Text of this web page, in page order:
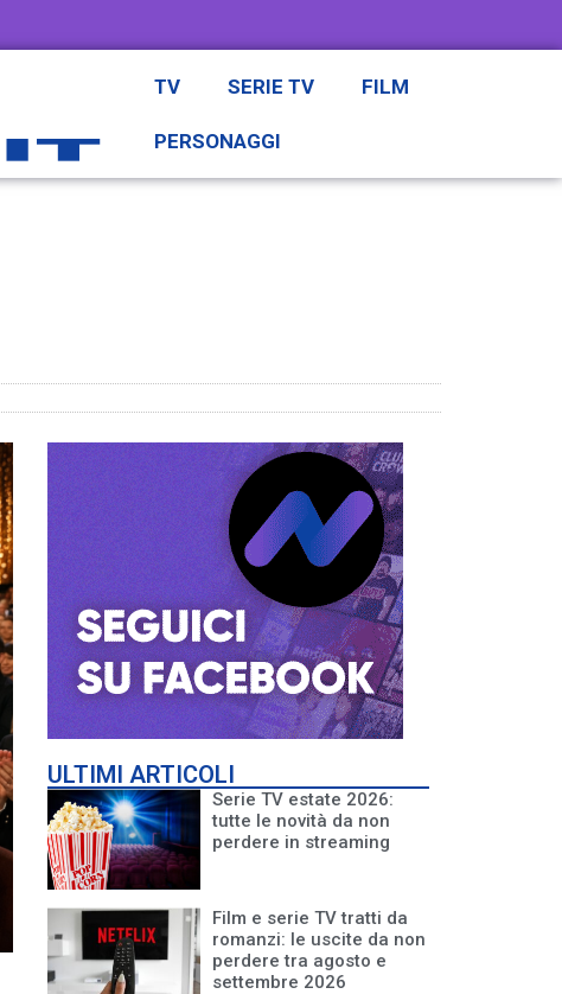
TV SERIE TV FILM
PERSONAGGI
ULTIMI ARTICOLI
Serie TV estate 2026:
tutte le novità da non
perdere in streaming
Film e serie TV tratti da
romanzi: le uscite da non
perdere tra agosto e
settembre 2026